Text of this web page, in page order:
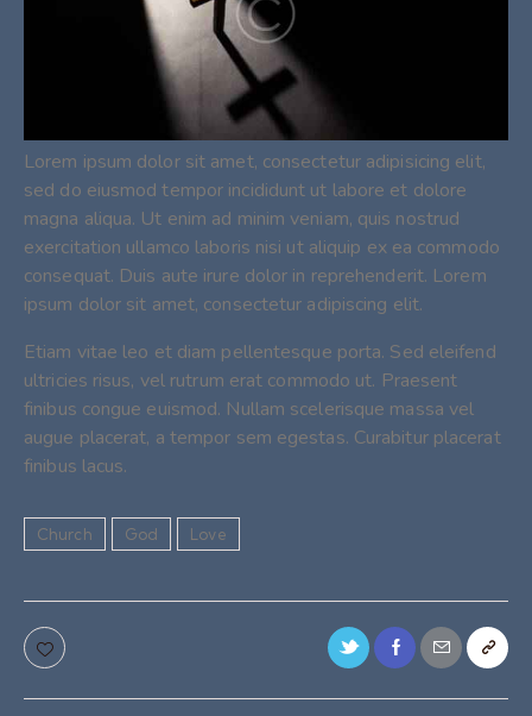
Lorem ipsum dolor sit amet, consectetur adipisicing elit,
sed do eiusmod tempor incididunt ut labore et dolore
magna aliqua. Ut enim ad minim veniam, quis nostrud
exercitation ullamco laboris nisi ut aliquip ex ea commodo
consequat. Duis aute irure dolor in reprehenderit. Lorem
ipsum dolor sit amet, consectetur adipiscing elit.
Etiam vitae leo et diam pellentesque porta. Sed eleifend
ultricies risus, vel rutrum erat commodo ut. Praesent
finibus congue euismod. Nullam scelerisque massa vel
augue placerat, a tempor sem egestas. Curabitur placerat
finibus lacus.
Church God Love